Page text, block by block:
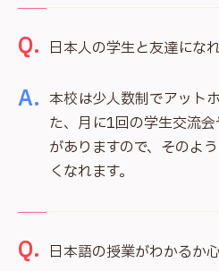
Q. 日本人の学生と友達にな
A. 本校は少人数制でアット
た、月に1回の学生交流
がありますので、そのよ
くなれます。
Q. 日本語の授業がわかるか心